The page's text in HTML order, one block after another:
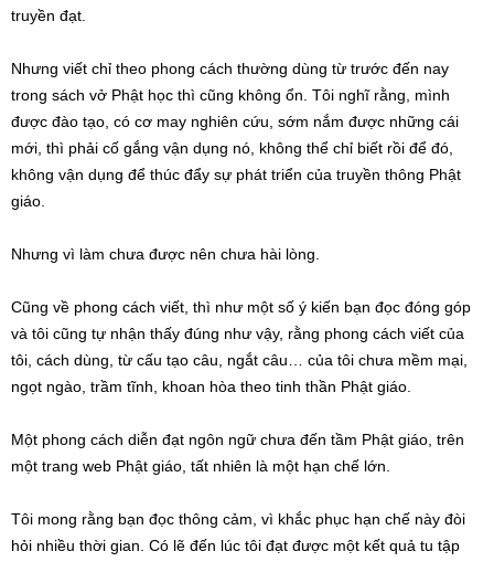
truyền đạt.
Nhưng viết chỉ theo phong cách thường dùng từ trước đến nay
trong sách vở Phật học thì cũng không ổn. Tôi nghĩ rằng, mình
được đào tạo, có cơ may nghiên cứu, sớm nắm được những cái
mới, thì phải cố gắng vận dụng nó, không thể chỉ biết rồi để đó,
không vận dụng để thúc đẩy sự phát triển của truyền thông Phật
giáo.
Nhưng vì làm chưa được nên chưa hài lòng.
Cũng về phong cách viết, thì như một số ý kiến bạn đọc đóng góp
và tôi cũng tự nhận thấy đúng như vậy, rằng phong cách viết của
tôi, cách dùng, từ cấu tạo câu, ngắt câu… của tôi chưa mềm mại,
ngọt ngào, trầm tĩnh, khoan hòa theo tinh thần Phật giáo.
Một phong cách diễn đạt ngôn ngữ chưa đến tầm Phật giáo, trên
một trang web Phật giáo, tất nhiên là một hạn chế lớn.
Tôi mong rằng bạn đọc thông cảm, vì khắc phục hạn chế này đòi
hỏi nhiều thời gian. Có lẽ đến lúc tôi đạt được một kết quả tu tập